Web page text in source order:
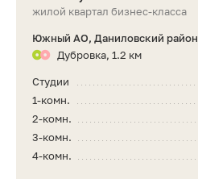
жилой квартал бизнес-класса
Южный АО, Даниловский район
Дубровка, 1.2 км
Студии
1-комн.
2-комн.
3-комн.
4-комн.